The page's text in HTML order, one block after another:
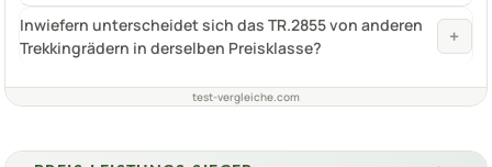
Inwiefern unterscheidet sich das TR.2855 von anderen
Trekkingrädern in derselben Preisklasse?
+
test-vergleiche.com